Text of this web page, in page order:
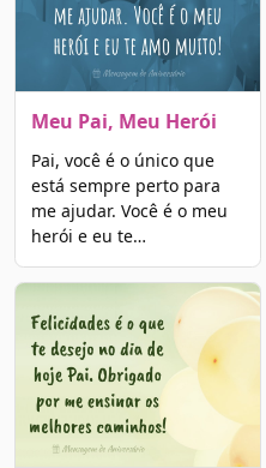
Meu Pai, Meu Herói
Pai, você é o único que
está sempre perto para
me ajudar. Você é o meu
herói e eu te…